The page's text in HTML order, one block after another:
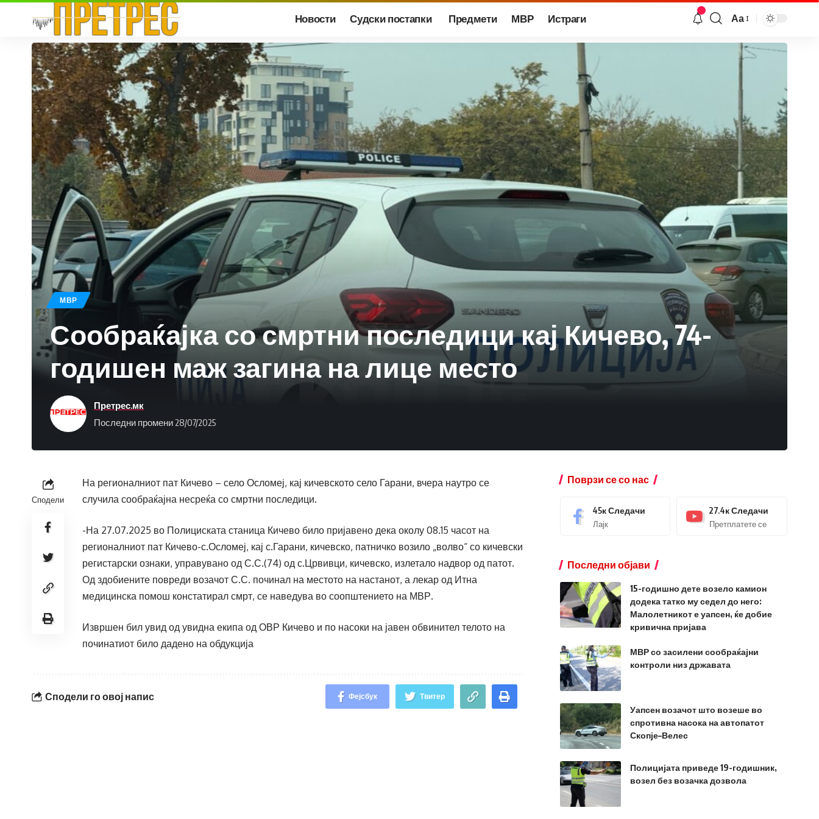
Новости Судски постапки Предмети МВР Истраги Аа
МВР
Сообраќајка со смртни последици кај Кичево, 74-
годишен маж загина на лице место
Последни промени 28/07/2025
Претрес.мк
Сподели
На регионалниот пат Кичево – село Осломеј, кај кичевското село Гарани, вчера наутро се
случила сообраќајна несреќа со смртни последици.
-На 27.07.2025 во Полициската станица Кичево било пријавено дека околу 08.15 часот на
регионалниот пат Кичево-с.Осломеј, кај с.Гарани, кичевско, патничко возило „волво“ со кичевски
регистарски ознаки, управувано од С.С.(74) од с.Црвивци, кичевско, излетало надвор од патот.
Од здобиените повреди возачот С.С. починал на местото на настанот, а лекар од Итна
медицинска помош констатирал смрт, се наведува во соопштението на МВР.
Извршен бил увид од увидна екипа од ОВР Кичево и по насоки на јавен обвинител телото на
починатиот било дадено на обдукција
Сподели го овој напис Фејсбук Твитер
Поврзи се со нас
45кСледачи
Лајк
27.4кСледачи
Претплатете се
Последни објави
15-годишно дете возело камион
додека татко му седел до него:
Малолетникот е уапсен, ќе добие
кривична пријава
МВР со засилени сообраќајни
контроли низ државата
Уапсен возачот што возеше во
спротивна насока на автопатот
Скопје–Велес
Полицијата приведе 19-годишник,
возел без возачка дозвола